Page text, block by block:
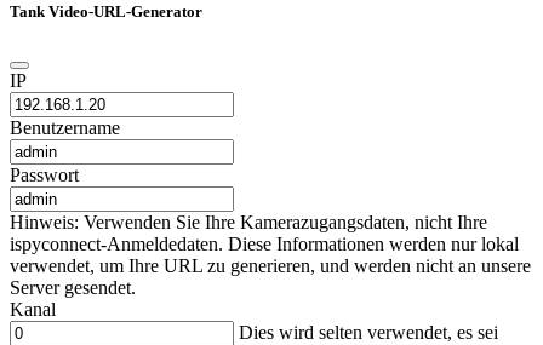
Tank Video-URL-Generator
IP
Benutzername
Passwort
Hinweis: Verwenden Sie Ihre Kamerazugangsdaten, nicht Ihre
ispyconnect-Anmeldedaten. Diese Informationen werden nur lokal
verwendet, um Ihre URL zu generieren, und werden nicht an unsere
Server gesendet.
Kanal
Dies wird selten verwendet, es sei